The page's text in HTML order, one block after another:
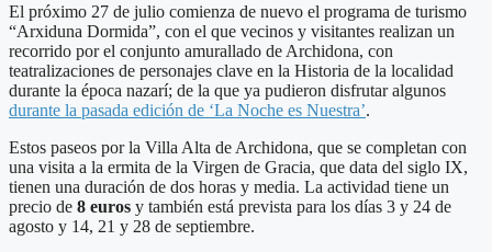
El próximo 27 de julio comienza de nuevo el programa de turismo
“Arxiduna Dormida”, con el que vecinos y visitantes realizan un
recorrido por el conjunto amurallado de Archidona, con
teatralizaciones de personajes clave en la Historia de la localidad
durante la época nazarí; de la que ya pudieron disfrutar algunos
durante la pasada edición de ‘La Noche es Nuestra’.
Estos paseos por la Villa Alta de Archidona, que se completan con
una visita a la ermita de la Virgen de Gracia, que data del siglo IX,
tienen una duración de dos horas y media. La actividad tiene un
precio de 8 euros y también está prevista para los días 3 y 24 de
agosto y 14, 21 y 28 de septiembre.